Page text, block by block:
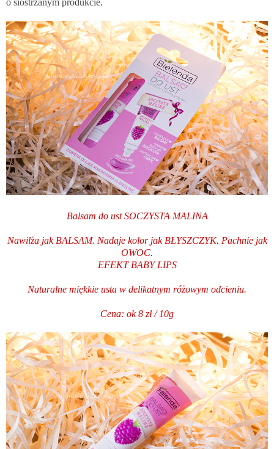
o siostrzanym produkcie.
Balsam do ust SOCZYSTA MALINA
Nawilża jak BALSAM. Nadaje kolor jak BŁYSZCZYK. Pachnie jak
OWOC.
EFEKT BABY LIPS
Naturalne miękkie usta w delikatnym różowym odcieniu.
Cena: ok 8 zł / 10g